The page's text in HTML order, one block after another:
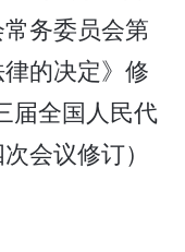
务委员会第
的决定》修
全国人民代
会议修订）